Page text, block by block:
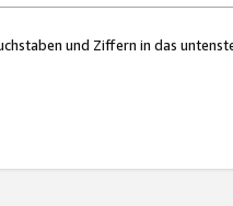
und Ziffern in das